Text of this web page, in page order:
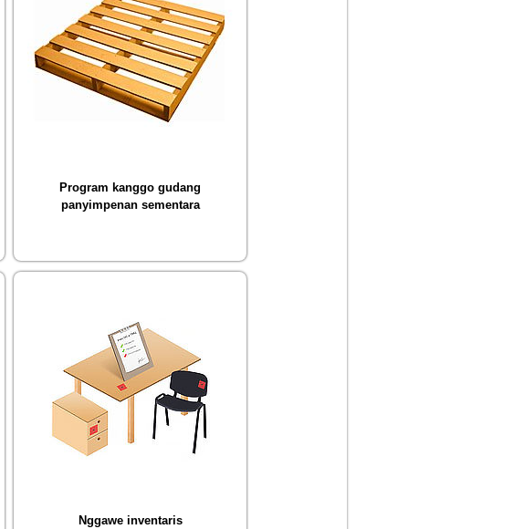
Program kanggo gudang
panyimpenan sementara
Nggawe inventaris